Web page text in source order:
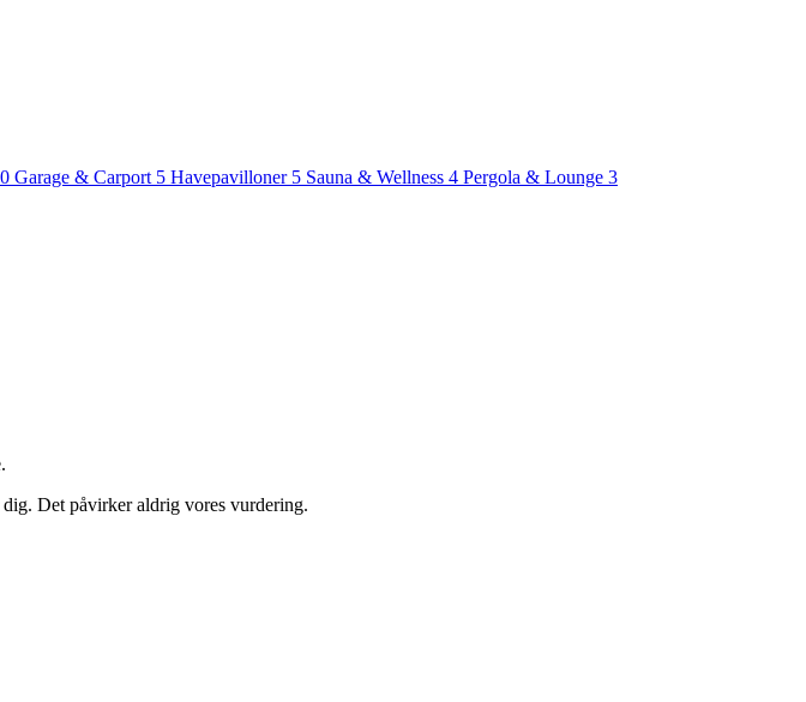
Garage & Carport 5 Havepavilloner 5 Sauna & Wellness 4 Pergola & Lounge 3
Det påvirker aldrig vores vurdering.